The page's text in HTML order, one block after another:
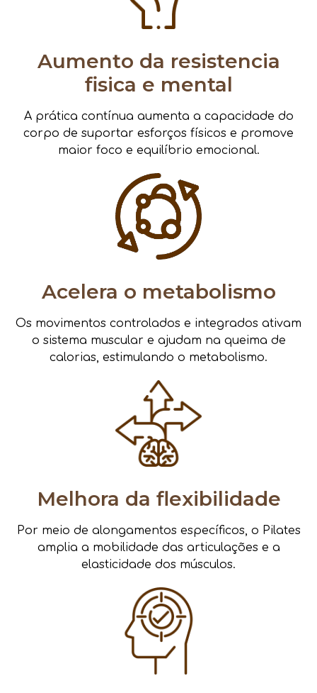
Aumento da resistencia
fisica e mental
A prática contínua aumenta a capacidade do
corpo de suportar esforços físicos e promove
maior foco e equilíbrio emocional.
Acelera o metabolismo
Os movimentos controlados e integrados ativam
o sistema muscular e ajudam na queima de
calorias, estimulando o metabolismo.
Melhora da flexibilidade
Por meio de alongamentos específicos, o Pilates
amplia a mobilidade das articulações e a
elasticidade dos músculos.